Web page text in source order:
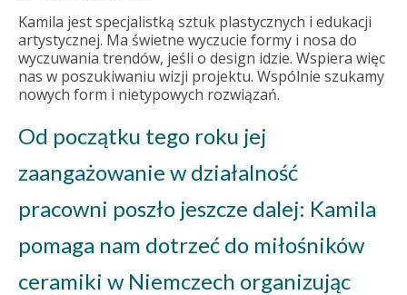
Kamila jest specjalistką sztuk plastycznych i edukacji
artystycznej. Ma świetne wyczucie formy i nosa do
wyczuwania trendów, jeśli o design idzie. Wspiera więc
nas w poszukiwaniu wizji projektu. Wspólnie szukamy
nowych form i nietypowych rozwiązań.
Od początku tego roku jej
zaangażowanie w działalność
pracowni poszło jeszcze dalej: Kamila
pomaga nam dotrzeć do miłośników
ceramiki w Niemczech organizując